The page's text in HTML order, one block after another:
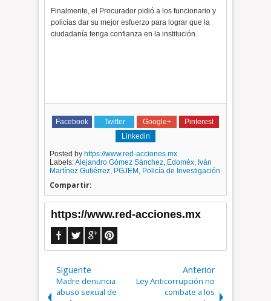
Finalmente, el Procurador pidió a los funcionario y
policías dar su mejor esfuerzo para lograr que la
ciudadanía tenga confianza en la institución.
Facebook Twitter Google+
Pinterest
Linkedin
Posted by https://www.red-acciones.mx
Labels:Alejandro Gómez Sánchez, Edoméx, Iván
Martínez Gutiérrez, PGJEM , Policía de Investigación
Compartir:
https://www.red-acciones.mx
Siguente
Madre denuncia
abuso sexual de
Anterior
Ley Anticorrupción no
combate a los